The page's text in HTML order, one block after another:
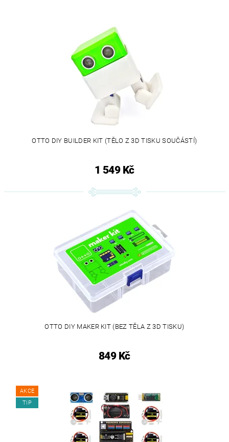
OTTO DIY BUILDER KIT (TĚLO Z 3D TISKU SOUČÁSTÍ)
1 549 Kč
OTTO DIY MAKER KIT (BEZ TĚLA Z 3D TISKU)
849 Kč
AKCE
TIP